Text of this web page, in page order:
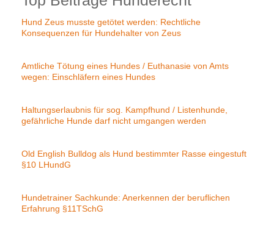
Hund Zeus musste getötet werden: Rechtliche
Konsequenzen für Hundehalter von Zeus
Amtliche Tötung eines Hundes / Euthanasie von Amts
wegen: Einschläfern eines Hundes
Haltungserlaubnis für sog. Kampfhund / Listenhunde,
gefährliche Hunde darf nicht umgangen werden
Old English Bulldog als Hund bestimmter Rasse eingestuft
§10 LHundG
Hundetrainer Sachkunde: Anerkennen der beruflichen
Erfahrung §11TSchG